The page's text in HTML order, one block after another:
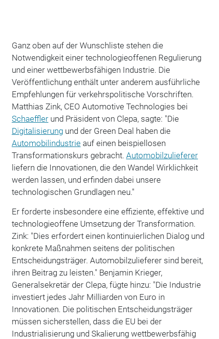
Ganz oben auf der Wunschliste stehen die
Notwendigkeit einer technologieoffenen Regulierung
und einer wettbewerbsfähigen Industrie. Die
Veröffentlichung enthält unter anderem ausführliche
Empfehlungen für verkehrspolitische Vorschriften.
Matthias Zink, CEO Automotive Technologies bei
Schaefflerund Präsident von Clepa, sagte: "Die
Digitalisierungund der Green Deal haben die
Automobilindustrieauf einen beispiellosen
Transformationskurs gebracht. Automobilzulieferer
liefern die Innovationen, die den Wandel Wirklichkeit
werden lassen, und erfinden dabei unsere
technologischen Grundlagen neu."
Er forderteinsbesondereeine effiziente, effektive und
technologieoffene Umsetzung der Transformation.
Zink: "Dies erfordert einen kontinuierlichen Dialog und
konkrete Maßnahmen seitens der politischen
Entscheidungsträger. Automobilzulieferer sind bereit,
ihren Beitrag zu leisten." Benjamin Krieger,
Generalsekretär der Clepa, fügte hinzu: "Die Industrie
investiert jedes Jahr Milliarden von Euro in
Innovationen. Die politischen Entscheidungsträger
müssen sicherstellen, dass die EU bei der
Industrialisierung und Skalierung wettbewerbsfähig